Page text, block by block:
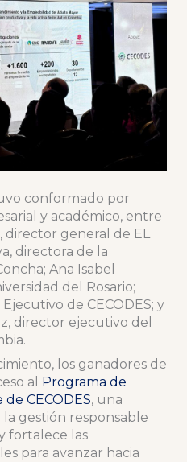
conformado por
y académico, entre
director general de EL
directora de la
Ana Isabel
del Rosario;
de CECODES; y
director ejecutivo del
los ganadores de
al
Programa de
CECODES, una
gestión responsable
fortalece las
para avanzar hacia